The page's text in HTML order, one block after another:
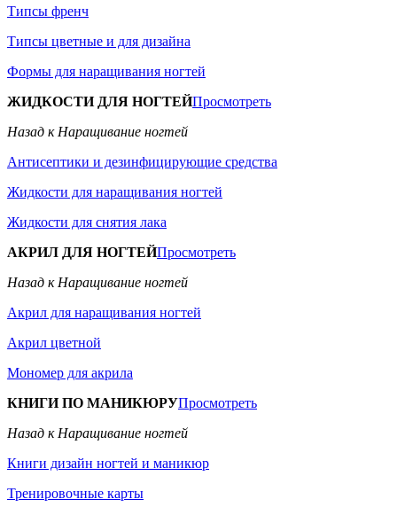
Типсы френч
Типсы цветные и для дизайна
Формы для наращивания ногтей
ЖИДКОСТИ ДЛЯ НОГТЕЙПросмотреть
Назад к Наращивание ногтей
Антисептики и дезинфицирующие средства
Жидкости для наращивания ногтей
Жидкости для снятия лака
АКРИЛ ДЛЯ НОГТЕЙПросмотреть
Назад к Наращивание ногтей
Акрил для наращивания ногтей
Акрил цветной
Мономер для акрила
КНИГИ ПО МАНИКЮРУПросмотреть
Назад к Наращивание ногтей
Книги дизайн ногтей и маникюр
Тренировочные карты